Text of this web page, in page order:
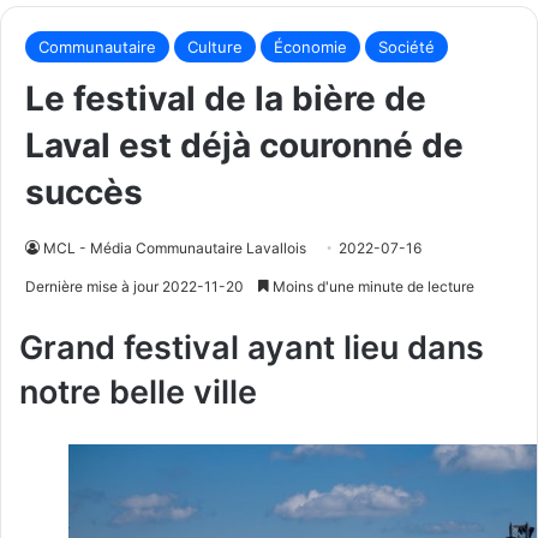
Communautaire Culture Économie Société
Le festival de la bière de
Laval est déjà couronné de
succès
MCL - Média Communautaire Lavallois 2022-07-16
Dernière mise à jour 2022-11-20 Moins d'une minute de lecture
Grand festival ayant lieu dans
notre belle ville